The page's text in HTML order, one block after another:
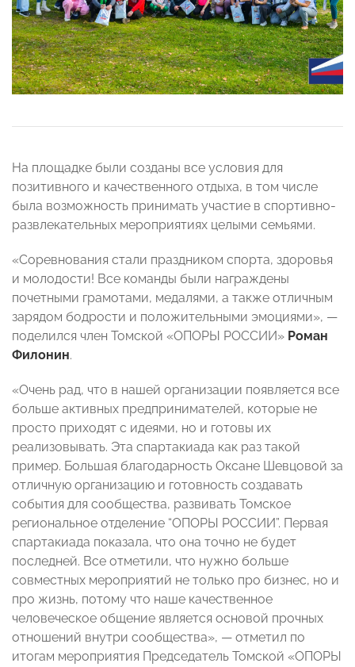
На площадке были созданы все условия для
позитивного и качественного отдыха, в том числе
была возможность принимать участие в спортивно-
развлекательных мероприятиях целыми семьями.
«Соревнования стали праздником спорта, здоровья
и молодости! Все команды были награждены
почетными грамотами, медалями, а также отличным
зарядом бодрости и положительными эмоциями», —
поделился член Томской «ОПОРЫ РОССИИ» Роман
Филонин.
«Очень рад, что в нашей организации появляется все
больше активных предпринимателей, которые не
просто приходят с идеями, но и готовы их
реализовывать. Эта спартакиада как раз такой
пример. Большая благодарность Оксане Шевцовой за
отличную организацию и готовность создавать
события для сообщества, развивать Томское
региональное отделение “ОПОРЫ РОССИИ”. Первая
спартакиада показала, что она точно не будет
последней. Все отметили, что нужно больше
совместных мероприятий не только про бизнес, но и
про жизнь, потому что наше качественное
человеческое общение является основой прочных
отношений внутри сообщества», — отметил по
итогам мероприятия Председатель Томской «ОПОРЫ